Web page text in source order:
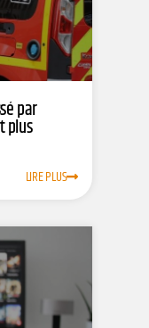
par
plus
LIRE PLUS